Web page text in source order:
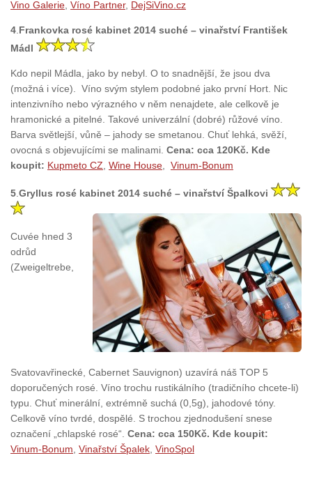
Vino Galerie Víno Partner, DejSiVino.cz
4 Frankovka rosé kabinet 2014 suché – vinařství František
Mádl
Kdo nepil Mádla, jako by nebyl. O to snadnější, že jsou dva
(možná i více). Víno svým stylem podobné jako první Hort. Nic
intenzivního nebo výrazného v něm nenajdete, ale celkově je
hramonické a pitelné. Takové univerzální (dobré) růžové víno.
Barva světlejší, vůně – jahody se smetanou. Chuť lehká, svěží,
ovocná s objevujícími se malinami. Cena: cca 120Kč. Kde
koupit: Kupmeto CZ Wine House Vinum-Bonum
5 Gryllus rosé kabinet 2014 suché – vinařství Špalkovi
Cuvée hned 3
odrůd
(Zweigeltrebe,
Svatovavřinecké, Cabernet Sauvignon) uzavírá náš TOP 5
doporučených rosé. Víno trochu rustikálního (tradičního chcete-li)
typu. Chuť minerální, extrémně suchá (0,5g), jahodové tóny.
Celkově víno tvrdé, dospělé. S trochou zjednodušení snese
označení „chlapské rosé“. Cena: cca 150Kč. Kde koupit:
Vinum-Bonum Vinařství Špalek VinoSpol